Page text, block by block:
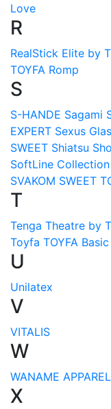
Love
R
RealStick Elite by
TOYFA Romp
S
S-HANDE Sagami
EXPERT Sexus
SWEET Shiatsu
SoftLine Collection
SVAKOM SWEET
T
Tenga Theatre by
Toyfa TOYFA Basic
U
Unilatex
V
VITALIS
W
WANAME APPAREL
X